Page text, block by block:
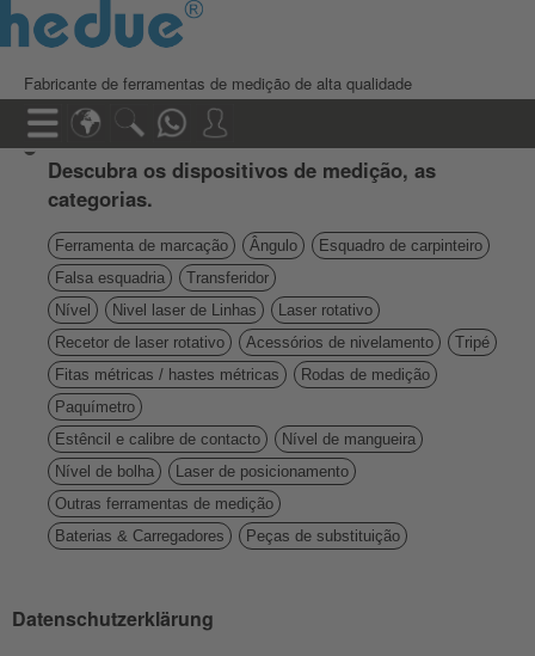
Fabricante de ferramentas de medição de alta qualidade
Descubra os dispositivos de medição, as
categorias.
Ferramenta de marcação Ângulo
Esquadro de carpinteiro
Falsa esquadria
Transferidor
Nível
Nivel laser de Linhas
Laser rotativo
Recetor de laser rotativo
Acessórios de nivelamento
Tripé
Fitas métricas / hastes métricas
Rodas de medição
Paquímetro
Estêncil e calibre de contacto
Nível de mangueira
Nível de bolha
Laser de posicionamento
Outras ferramentas de medição
Baterias & Carregadores
Peças de substituição
Datenschutzerklärung